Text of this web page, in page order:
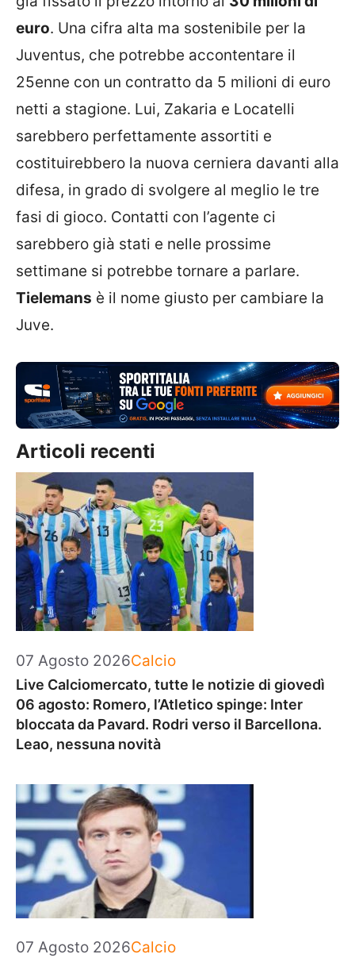
euro. Una cifra alta ma sostenibile per la
Juventus, che potrebbe accontentare il
25enne con un contratto da 5 milioni di euro
netti a stagione. Lui, Zakaria e Locatelli
sarebbero perfettamente assortiti e
costituirebbero la nuova cerniera davanti alla
difesa, in grado di svolgere al meglio le tre
fasi di gioco. Contatti con l’agente ci
sarebbero già stati e nelle prossime
settimane si potrebbe tornare a parlare.
Tielemans è il nome giusto per cambiare la
Juve.
Articoli recenti
07 Agosto 2026Categorie
Calcio
Live Calciomercato, tutte le notizie di giovedì
06 agosto: Romero, l’Atletico spinge: Inter
bloccata da Pavard. Rodri verso il Barcellona.
Leao, nessuna novità
07 Agosto 2026Categorie
Calcio